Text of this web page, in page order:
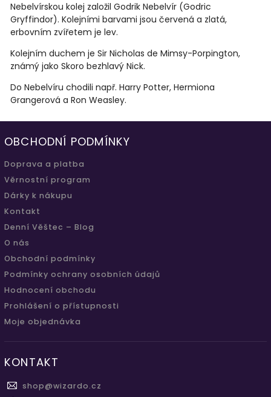
Nebelvírskou kolej založil Godrik Nebelvír (Godric
Gryffindor). Kolejními barvami jsou červená a zlatá,
erbovním zvířetem je lev.
Kolejním duchem je Sir Nicholas de Mimsy-Porpington,
známý jako Skoro bezhlavý Nick.
Do Nebelvíru chodili např. Harry Potter, Hermiona
Grangerová a Ron Weasley.
OBCHODNÍ PODMÍNKY
Doprava a platba
Věrnostní program
Dárky k nákupu
Kontakt
Denní Věštec – Blog
O nás
Obchodní podmínky
Podmínky ochrany osobních údajů
Hodnocení obchodu
Prohlášení o přístupnosti
Moje objednávka
KONTAKT
shop@wizardo.cz